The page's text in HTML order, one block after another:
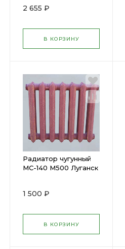
2 655 ₽
В КОРЗИНУ
Радиатор чугунный
МС-140 М500 Луганск
1 500 ₽
В КОРЗИНУ